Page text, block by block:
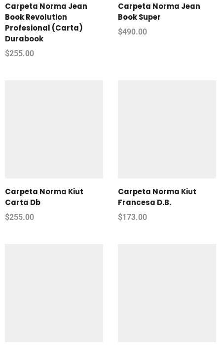
Carpeta Norma Jean
Book Revolution
Profesional (Carta)
Durabook
$255.00
Carpeta Norma Jean
Book Super
$490.00
Carpeta Norma Kiut
Carta Db
$255.00
Carpeta Norma Kiut
Francesa D.B.
$173.00